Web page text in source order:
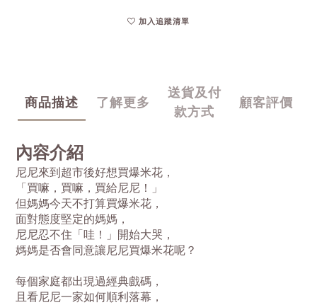
加入追蹤清單
商品描述 了解更多
送貨及付
款方式
顧客評價
內容介紹
尼尼來到超市後好想買爆米花，
「買嘛，買嘛，買給尼尼！」
但媽媽今天不打算買爆米花，
面對態度堅定的媽媽，
尼尼忍不住「哇！」開始大哭，
媽媽是否會同意讓尼尼買爆米花呢？
每個家庭都出現過經典戲碼，
且看尼尼一家如何順利落幕，